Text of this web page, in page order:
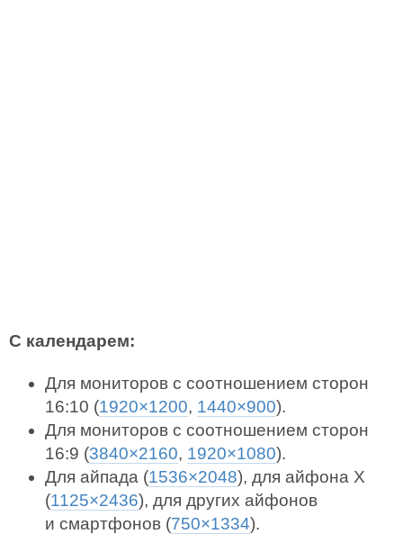
С календарем:
Для мониторов с соотношением сторон
16:10 (1920×1200, 1440×900).
Для мониторов с соотношением сторон
16:9 (3840×2160, 1920×1080).
Для айпада (1536×2048), для айфона X
(1125×2436), для других айфонов
и смартфонов (750×1334).